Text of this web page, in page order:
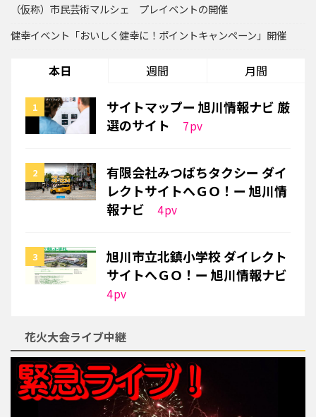
（仮称）市民芸術マルシェ プレイベントの開催
健幸イベント「おいしく健幸に！ポイントキャンペーン」開催
本日 週間 月間
サイトマップー 旭川情報ナビ 厳
選のサイト
7pv
有限会社みつばちタクシー ダイ
レクトサイトへＧＯ！ー 旭川情
報ナビ
4pv
旭川市立北鎮小学校 ダイレクト
サイトへＧＯ！ー 旭川情報ナビ
4pv
花火大会ライブ中継